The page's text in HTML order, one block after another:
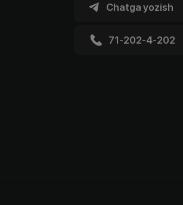
Chatga yozish
71-202-4-202